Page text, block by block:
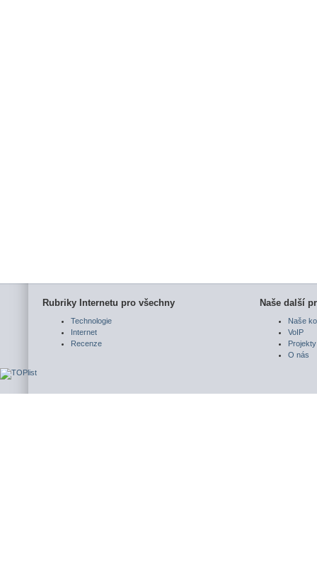
Rubriky Internetu pro všechny
Technologie
Internet
Recenze
Naše další
Naše
VoIP
Projekty
O nás